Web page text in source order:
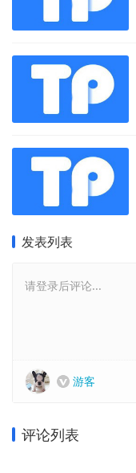
发表列表
请登录后评论...
游客
评论列表